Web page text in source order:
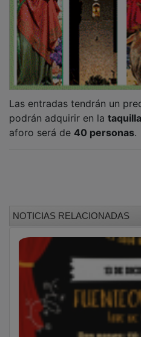
podrán adquirir en la
aforo será de 40 personas.